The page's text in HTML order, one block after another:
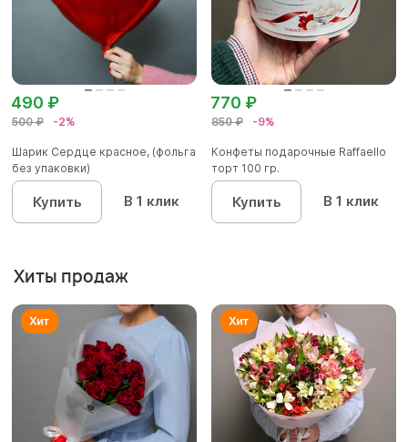
500 ₽ -2%
490 ₽
Шарик Сердце красное, (фольга
без упаковки)
Купить В 1 клик
850 ₽ -9%
770 ₽
Конфеты подарочные Raffaello
торт 100 гр.
Купить В 1 клик
Хиты продаж